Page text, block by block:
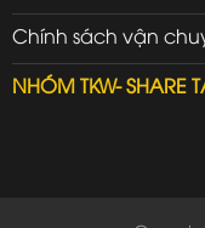
Chính sách vận
NHÓM TKW- SHARE